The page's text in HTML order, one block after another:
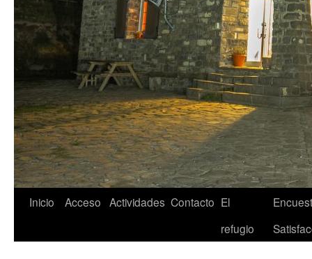
Inicio Acceso Actividades Contacto El
refugio